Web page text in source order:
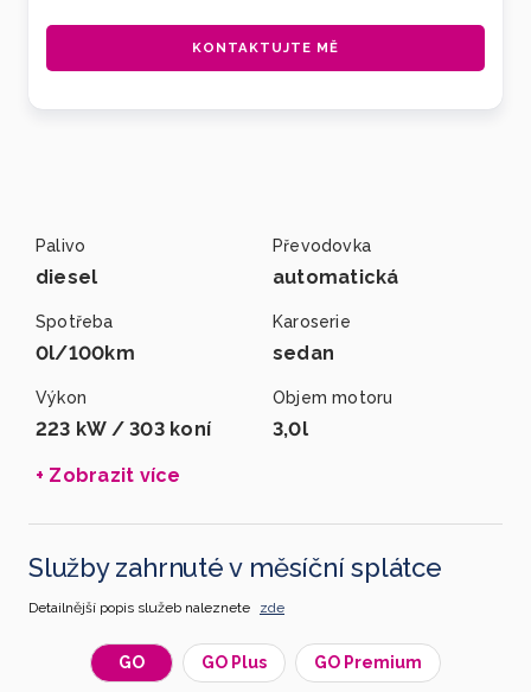
KONTAKTUJTE MĚ
Palivo
diesel
Převodovka
automatická
Spotřeba
0l/100km
Karoserie
sedan
Výkon
223 kW / 303 koní
Objem motoru
3,0l
+ Zobrazit více
Služby zahrnuté v měsíční splátce
Detailnější popis služeb naleznete zde
GO GO Plus GO Premium